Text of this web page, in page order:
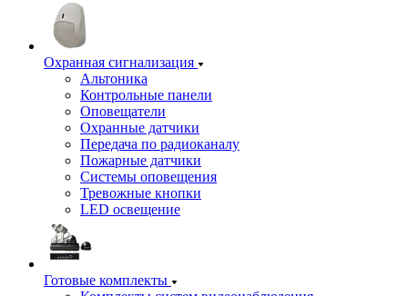
Охранная сигнализация
Альтоника
Контрольные панели
Оповещатели
Охранные датчики
Передача по радиоканалу
Пожарные датчики
Системы оповещения
Тревожные кнопки
LED освещение
Готовые комплекты